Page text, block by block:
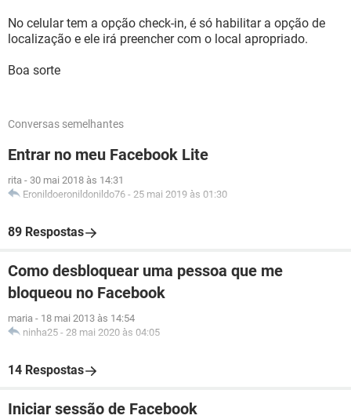
No celular tem a opção check-in, é só habilitar a opção de
localização e ele irá preencher com o local apropriado.
Boa sorte
Conversas semelhantes
Entrar no meu Facebook Lite
rita - 30 mai 2018 às 14:31
Eronildoeronildonildo76 - 25 mai 2019 às 01:30
89 Respostas
Como desbloquear uma pessoa que me
bloqueou no Facebook
maria - 18 mai 2013 às 14:54
ninha25 - 28 mai 2020 às 04:05
14 Respostas
Iniciar sessão de Facebook